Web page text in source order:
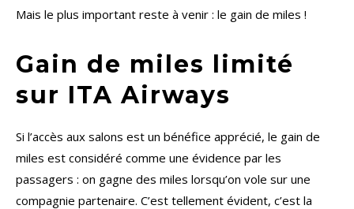
Mais le plus important reste à venir : le gain de miles !
Gain de miles limité
sur ITA Airways
Si l’accès aux salons est un bénéfice apprécié, le gain de
miles est considéré comme une évidence par les
passagers : on gagne des miles lorsqu’on vole sur une
compagnie partenaire. C’est tellement évident, c’est la